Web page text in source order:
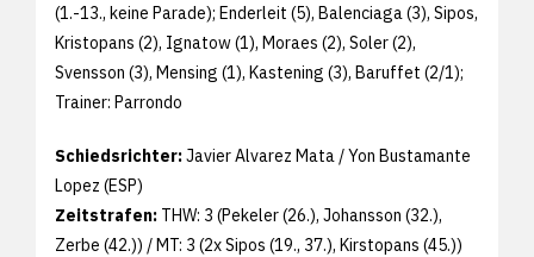
(1.-13., keine Parade); Enderleit (5), Balenciaga (3), Sipos,
Kristopans (2), Ignatow (1), Moraes (2), Soler (2),
Svensson (3), Mensing (1), Kastening (3), Baruffet (2/1);
Trainer: Parrondo
Schiedsrichter:Javier Alvarez Mata / Yon Bustamante
Lopez (ESP)
Zeitstrafen: THW: 3 (Pekeler (26.), Johansson (32.),
Zerbe (42.)) / MT: 3 (2x Sipos (19., 37.), Kirstopans (45.))